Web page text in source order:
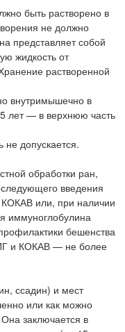
быть растворено в
не должно
представляет собой
жидкость от
растворенной
внутримышечно в
лет — в верхнюю часть
не допускается.
обработки ран,
введения
или, при наличии
иммуноглобулина
бешенства
и КОКАВ — не более
ссадин) и мест
или как можно
заключается в